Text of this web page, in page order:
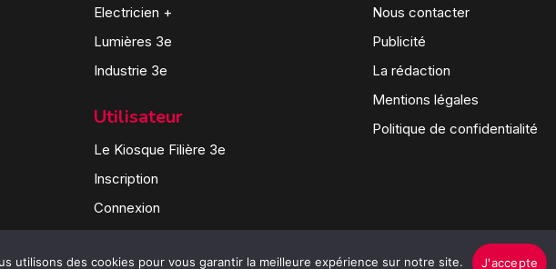
Electricien +
Lumières 3e
Industrie 3e
Utilisateur
Le Kiosque Filière 3e
Inscription
Connexion
Nous contacter
Publicité
La rédaction
Mentions légales
Politique de confidentialité
utilisons des cookies pour vous garantir la meilleure expérience sur notre site. J'accepte